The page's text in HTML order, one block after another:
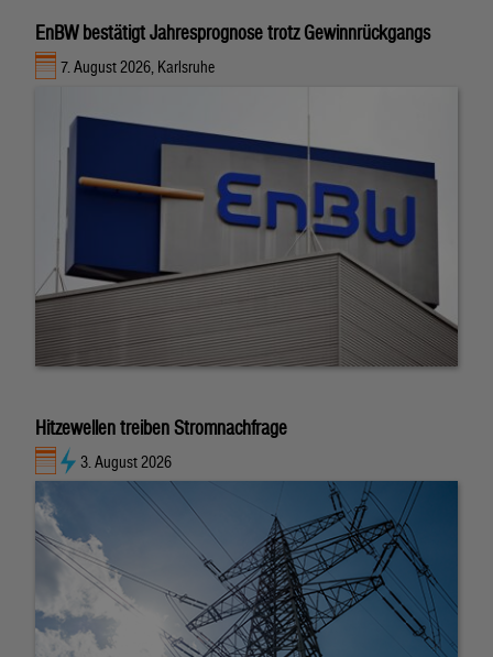
EnBW bestätigt Jahresprognose trotz Gewinnrückgangs
7. August 2026, Karlsruhe
Hitzewellen treiben Stromnachfrage
3. August 2026